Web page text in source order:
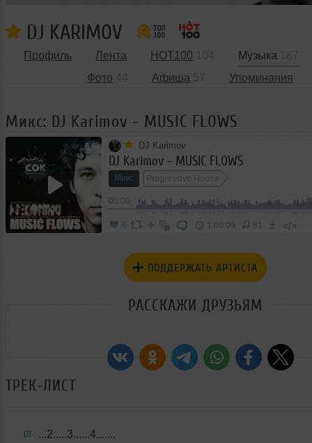
DJ KARIMOV
Профиль Лента HOT100 Музыка
Фото
Афиша Упоминания
Микс: DJ Karimov - MUSIC FLOWS
DJ Karimov
DJ Karimov - MUSIC FLOWS
Микс Progressive House
6 1:00:09 </>
ПОДДЕРЖАТЬ АРТИСТА
РАССКАЖИ ДРУЗЬЯМ
ТРЕК-ЛИСТ
01 ...2.....3......4.......